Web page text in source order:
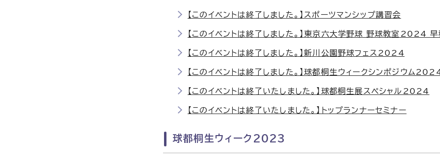
【このイベントは終了しました。】スポーツマンシップ講習会
【このイベントは終了しました。】東京六大学野球 野球教室2024
【このイベントは終了しました。】新川公園野球フェス2024
【このイベントは終了しました。】球都桐生ウィークシンポジウム
【このイベントは終了いたしました。】球都桐生展スペシャル2024
【このイベントは終了いたしました。】トップランナーセミナー
球都桐生ウィーク2023